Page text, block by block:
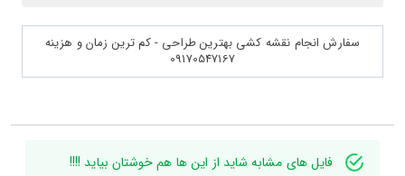
سفارش انجام نقشه کشی بهترین طراحی - کم ترین زمان و هزینه
09170547167
فایل های مشابه شاید از این ها هم خوشتان بیاید !!!!